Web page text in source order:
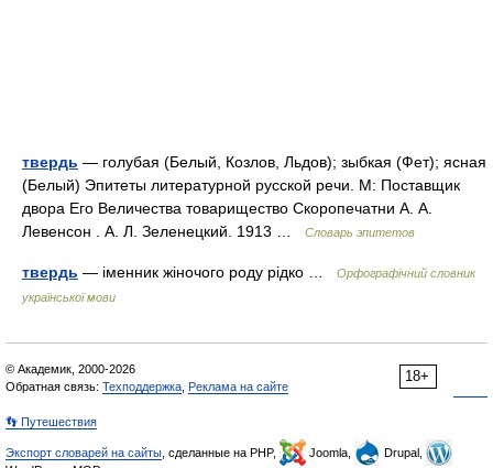
твердь — голубая (Белый, Козлов, Льдов); зыбкая (Фет); ясная
(Белый) Эпитеты литературной русской речи. М: Поставщик
двора Его Величества товарищество Скоропечатни А. А.
Левенсон . А. Л. Зеленецкий. 1913 …
Словарь эпитетов
твердь — іменник жіночого роду рідко …
Орфографічний словник
української мови
18+
© Академик, 2000-2026
Обратная связь: Техподдержка Реклама на сайте
👣 Путешествия
Экспорт словарей на сайты , сделанные на PHP, Joomla,
Drupal,